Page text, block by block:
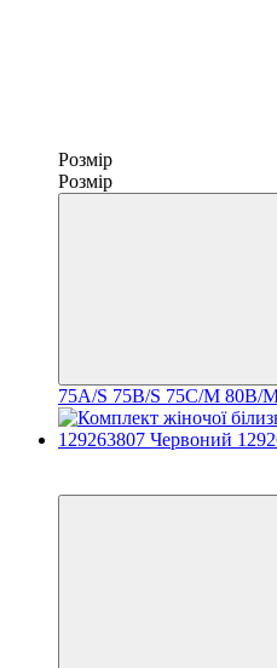
Розмір
Розмір
75A/S 75B/S 75C/M 80B/